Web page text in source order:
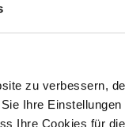
zu verbessern,
Ihre
Ihre Cookies für